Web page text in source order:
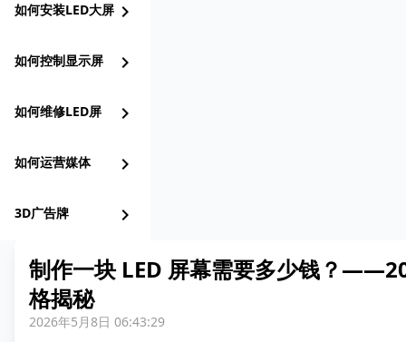
如何安装LED大屏 chevron_right
如何控制显示屏 chevron_right
如何维修LED屏 chevron_right
如何运营媒体 chevron_right
3D广告牌 chevron_right
制作一块 LED 屏幕需要多少钱？
格揭秘
2026年5月8日 06:43:29